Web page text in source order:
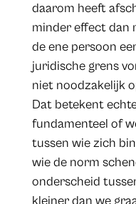
daarom heeft
minder effect dan
de ene persoon
juridische grens
niet noodzakelijk
Dat betekent
fundamenteel of
tussen wie zich
wie de norm
onderscheid
kleiner dan we